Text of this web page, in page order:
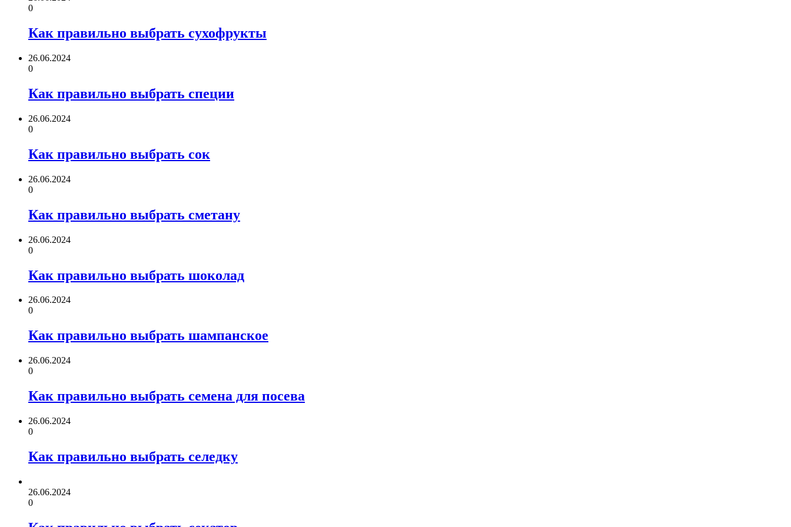
0
Как правильно выбрать сухофрукты
26.06.2024
0
Как правильно выбрать специи
26.06.2024
0
Как правильно выбрать сок
26.06.2024
0
Как правильно выбрать сметану
26.06.2024
0
Как правильно выбрать шоколад
26.06.2024
0
Как правильно выбрать шампанское
26.06.2024
0
Как правильно выбрать семена для посева
26.06.2024
0
Как правильно выбрать селедку
26.06.2024
0